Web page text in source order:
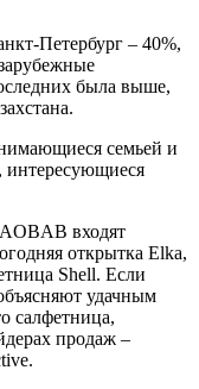
Петербург – 40%,
была выше,
семьей и
интересующиеся
входят
открытка Elka,
Shell. Если
удачным
салфетница,
продаж –